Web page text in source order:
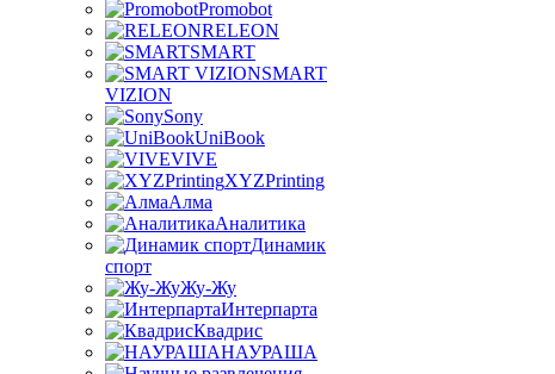
Promobot
RELEON
SMART
SMART
VIZION
Sony
UniBook
VIVE
XYZPrinting
Алма
Аналитика
Динамик
спорт
Жу-Жу
Интерпарта
Квадрис
НАУРАША